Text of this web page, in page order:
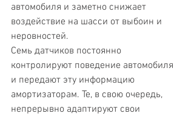
автомобиля и заметно снижает
воздействие на шасси от выбоин и
неровностей.
Семь датчиков постоянно
контролируют поведение автомобиля
и передают эту информацию
амортизаторам. Те, в свою очередь,
непрерывно адаптируют свои